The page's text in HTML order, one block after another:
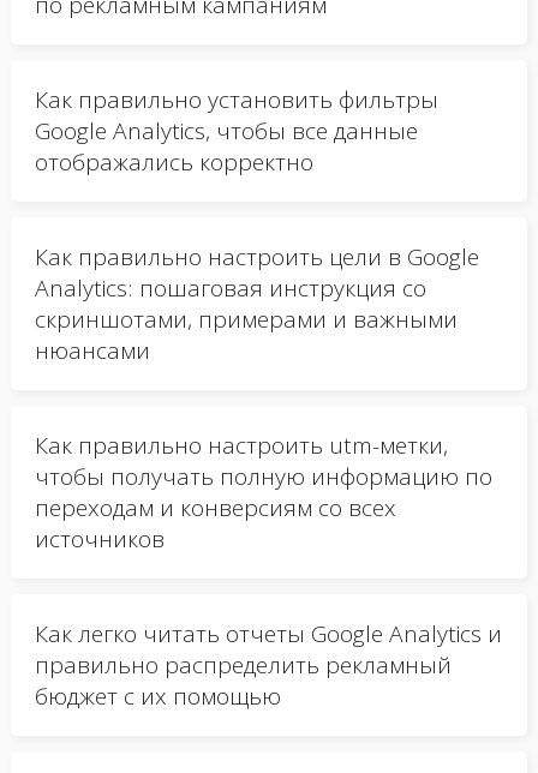
Как правильно установить фильтры
Google Analytics, чтобы все данные
отображались корректно
Как правильно настроить цели в Google
Analytics: пошаговая инструкция со
скриншотами, примерами и важными
нюансами
Как правильно настроить utm-метки,
чтобы получать полную информацию по
переходам и конверсиям со всех
источников
Как легко читать отчеты Google Analytics и
правильно распределить рекламный
бюджет с их помощью